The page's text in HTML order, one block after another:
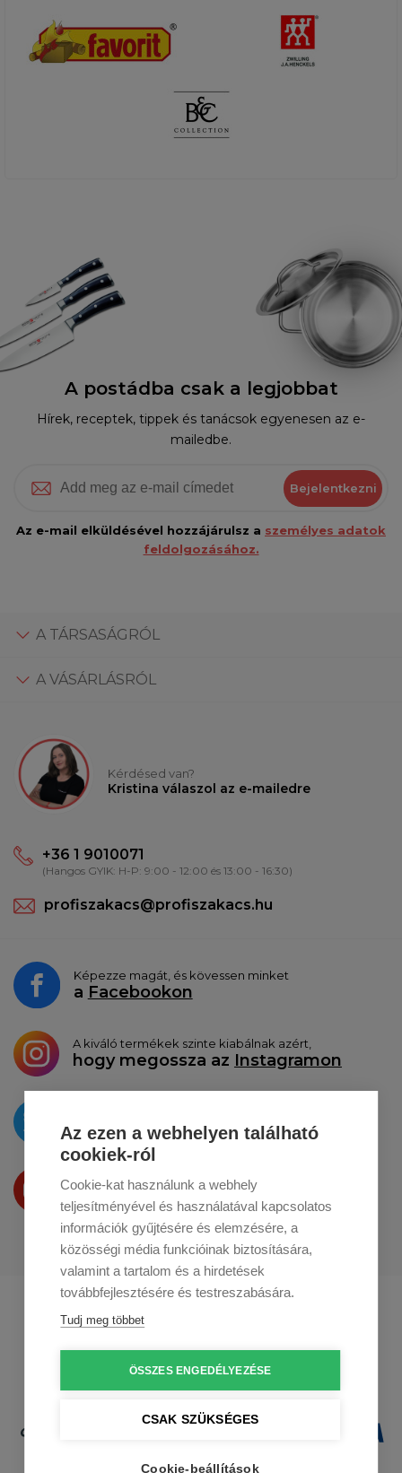
A postádba csak a legjobbat
Hírek, receptek, tippek és tanácsok egyenesen az e-
mailedbe.
Bejelentkezni
Az e-mail elküldésével hozzájárulsz a személyes adatok
feldolgozásához.
A TÁRSASÁGRÓL
A VÁSÁRLÁSRÓL
Kérdésed van?
Kristina válaszol az e-mailedre
+36 1 9010071
(Hangos GYIK: H-P: 9:00 - 12:00 és 13:00 - 16:30)
profiszakacs@profiszakacs.hu
Képezze magát, és kövessen minket
a Facebookon
A kiváló termékek szinte kiabálnak azért,
hogy megossza az Instagramon
a Twitterentesszük közzé
Termékeinket
a Youtube-on is bemutatjuk
Profikuchar.sk
Profikuchař.cz
Az ezen a webhelyen található
cookiek-ról
Cookie-kat használunk a webhely
teljesítményével és használatával kapcsolatos
információk gyűjtésére és elemzésére, a
közösségi média funkcióinak biztosítására,
valamint a tartalom és a hirdetések
továbbfejlesztésére és testreszabására.
Tudj meg többet
ÖSSZES ENGEDÉLYEZÉSE
CSAK SZÜKSÉGES
Cookie-beállítások